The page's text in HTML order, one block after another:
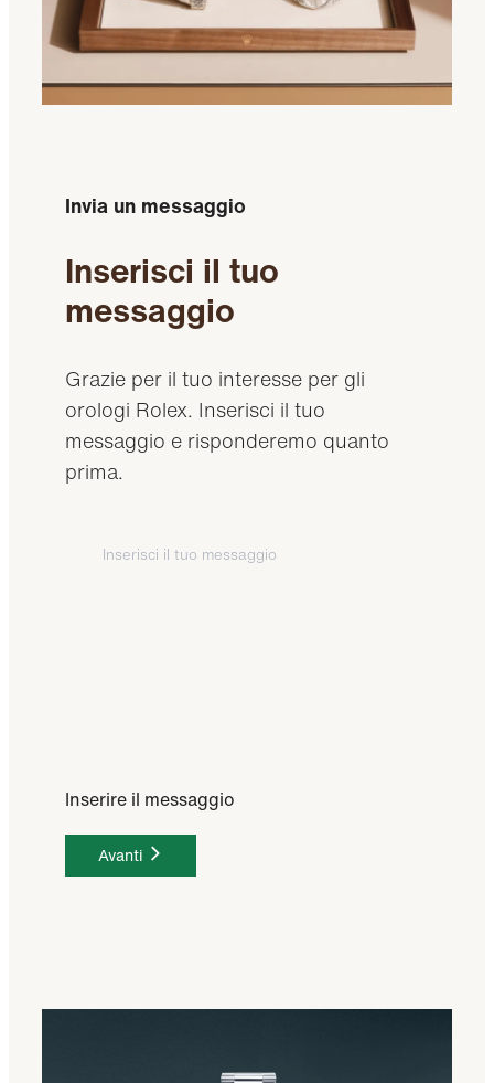
Invia un messaggio
Inserisci il tuo
messaggio
Grazie per il tuo interesse per gli
orologi Rolex. Inserisci il tuo
messaggio e risponderemo quanto
prima.
Inserire il messaggio
Avanti